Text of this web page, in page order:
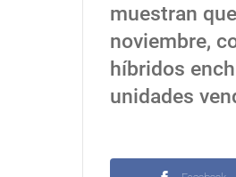
muestran
noviembre,
híbridos
unidades